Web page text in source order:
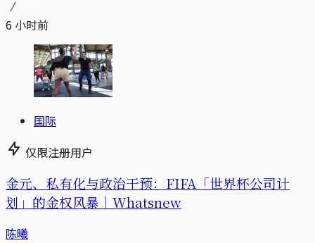
6 小时前
国际
仅限注册用户
金元、私有化与政治干预：FIFA「世界杯公司计
划」的金权风暴｜Whatsnew
陈曦